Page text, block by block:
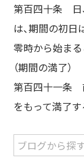
第百四十条 日
は、期間の初日
零時から始まる
（期間の満了）
第百四十一条
をもって満了す